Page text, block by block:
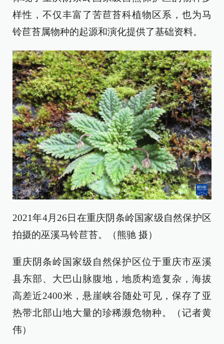
样性，不仅丰富了苦苣苔科植物区系，也为马
铃苣苔属物种的起源和演化提供了基础资料。
2021年4月26日在重庆阴条岭国家级自然保护区
拍摄的巫溪马铃苣苔。（熊驰 摄）
重庆阴条岭国家级自然保护区位于重庆市巫溪
县东部、大巴山脉腹地，地质构造复杂，海拔
高差近2400米，悬崖峡谷随处可见，保存了亚
热带北部山地大量的珍稀濒危物种。（记者黄
伟）